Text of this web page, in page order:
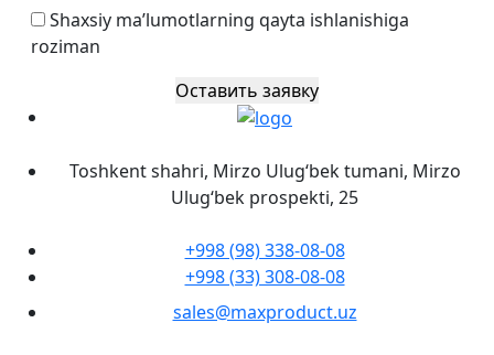
Shaxsiy ma’lumotlarning qayta ishlanishiga
roziman
Оставить заявку
Toshkent shahri, Mirzo Ulug‘bek tumani, Mirzo
Ulug‘bek prospekti, 25
+998 (98) 338-08-08
+998 (33) 308-08-08
sales@maxproduct.uz